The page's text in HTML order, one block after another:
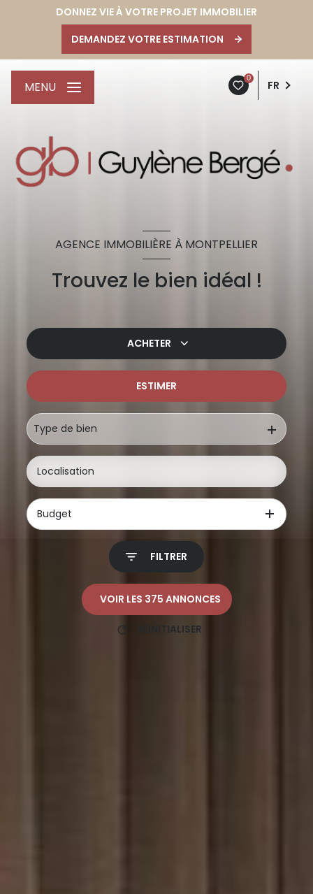
DONNEZ VIE À VOTRE PROJET IMMOBILIER
DEMANDEZ VOTRE ESTIMATION
0
FR
MENU
AGENCE IMMOBILIÈRE À MONTPELLIER
Trouvez le bien idéal !
ACHETER
De l'immo pro
ESTIMER
Type de bien
Budget
FILTRER
VOIR LES 375 ANNONCES
RÉINITIALISER